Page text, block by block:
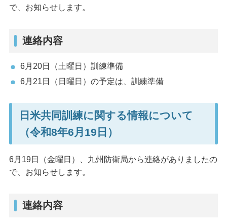
で、お知らせします。
連絡内容
6月20日（土曜日）訓練準備
6月21日（日曜日）の予定は、訓練準備
日米共同訓練に関する情報について
（令和8年6月19日）
6月19日（金曜日）、九州防衛局から連絡がありましたの
で、お知らせします。
連絡内容